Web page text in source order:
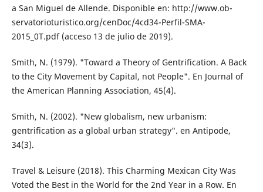
a San Miguel de Allende. Disponible en: http://www.ob­
servatorioturistico.org/cenDoc/4cd34-Per­fil-SMA-
2015_0T.pdf (acceso 13 de julio de 2019).
Smith, N. (1979). "Toward a Theory of Gen­trification. A Back
to the City Movement by Capital, not People". En Journal of
the American Planning Association, 45(4).
Smith, N. (2002). "New globalism, new urba­nism:
gentrification as a global urban stra­tegy". en Antipode,
34(3).
Travel & Leisure (2018). This Charming Mexi­can City Was
Voted the Best in the World for the 2nd Year in a Row. En